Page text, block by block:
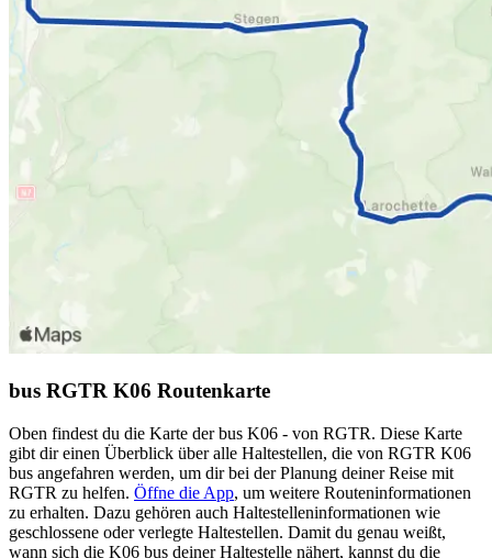
bus RGTR K06 Routenkarte
Oben findest du die Karte der bus K06 - von RGTR. Diese Karte
gibt dir einen Überblick über alle Haltestellen, die von RGTR K06
bus angefahren werden, um dir bei der Planung deiner Reise mit
RGTR zu helfen. Öffne die App, um weitere Routeninformationen
zu erhalten. Dazu gehören auch Haltestelleninformationen wie
geschlossene oder verlegte Haltestellen. Damit du genau weißt,
wann sich die K06 bus deiner Haltestelle nähert, kannst du die